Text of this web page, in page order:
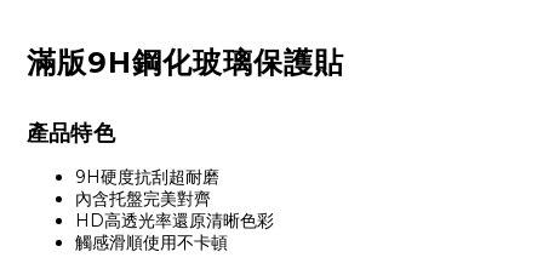
滿版9H鋼化玻璃保護貼
產品特色
9H硬度抗刮超耐磨
內含托盤完美對齊
HD高透光率還原清晰色彩
觸感滑順使用不卡頓